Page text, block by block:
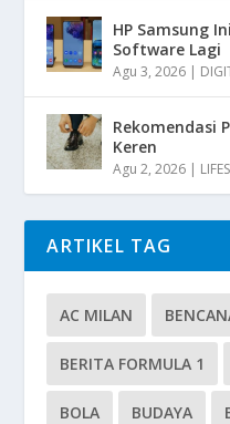
HP Samsung
Software Lagi
Agu 3, 2026 |
Rekomendasi
Keren
Agu 2, 2026 |
ARTIKEL TAG
AC MILAN
BERITA FORMULA 1
BOLA BUDAYA